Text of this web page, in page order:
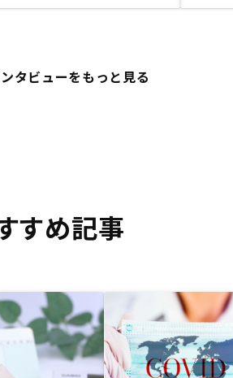
タビューをもっと見る
すめ記事